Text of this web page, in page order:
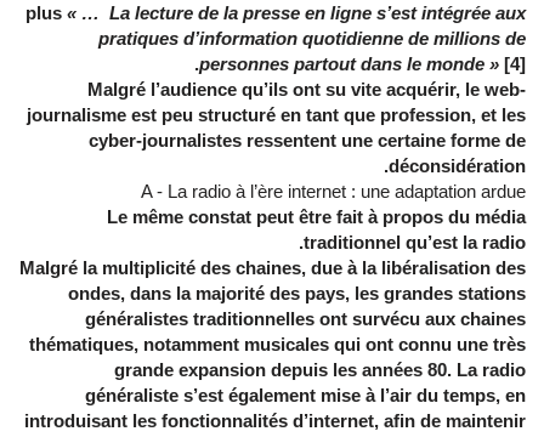
plus « … La lecture de la presse en ligne s’est intégrée aux
pratiques d’information quotidienne de millions de
personnes partout dans le monde » [4].
Malgré l’audience qu’ils ont su vite acquérir, le web-
journalisme est peu structuré en tant que profession, et les
cyber-journalistes ressentent une certaine forme de
déconsidération.
A - La radio à l’ère internet : une adaptation ardue
Le même constat peut être fait à propos du média
traditionnel qu’est la radio.
Malgré la multiplicité des chaines, due à la libéralisation des
ondes, dans la majorité des pays, les grandes stations
généralistes traditionnelles ont survécu aux chaines
thématiques, notamment musicales qui ont connu une très
grande expansion depuis les années 80. La radio
généraliste s’est également mise à l’air du temps, en
introduisant les fonctionnalités d’internet, afin de maintenir